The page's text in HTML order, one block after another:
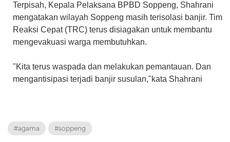
Terpisah, Kepala Pelaksana BPBD Soppeng, Shahrani
mengatakan wilayah Soppeng masih terisolasi banjir. Tim
Reaksi Cepat (TRC) terus disiagakan untuk membantu
mengevakuasi warga membutuhkan.
"Kita terus waspada dan melakukan pemantauan. Dan
mengantisipasi terjadi banjir susulan,"kata Shahrani
#agama #soppeng